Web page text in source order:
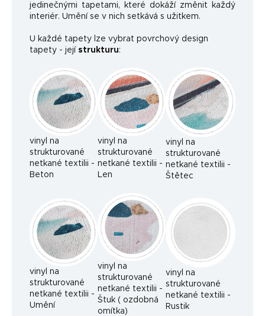
jedinečnými tapetami, které dokáží změnit každý
interiér. Umění se v nich setkává s užitkem.
U každé tapety lze vybrat povrchový design
tapety - její strukturu:
vinyl na
strukturované
netkané textilii -
Beton
vinyl na
strukturované
netkané textilii -
Len
vinyl na
strukturované
netkané textilii -
Štětec
vinyl na
strukturované
netkané textilii -
Umění
vinyl na
strukturované
netkané textilii -
Štuk ( ozdobná
omítka)
vinyl na
strukturované
netkané textilii -
Rustik